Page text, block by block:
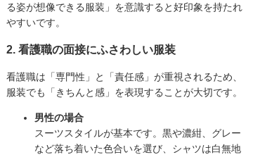
る姿が想像できる服装」を意識すると好印象を持たれ
やすいです。
2. 看護職の面接にふさわしい服装
看護職は「専門性」と「責任感」が重視されるため、
服装でも「きちんと感」を表現することが大切です。
男性の場合
スーツスタイルが基本です。黒や濃紺、グレー
など落ち着いた色合いを選び、シャツは白無地